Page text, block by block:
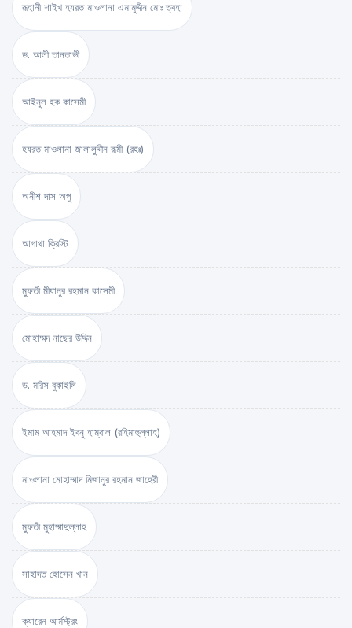
রূহানী শাইখ হযরত মাওলানা এমামুদ্দীন মোঃ ত্বহা
ড. আলী তানতাভী
আইনুল হক কাসেমী
হযরত মাওলানা জালালুদ্দীন রূমী (রহঃ)
অনীশ দাস অপু
আগাথা ক্রিস্টি
মুফতী মীযানুর রহমান কাসেমী
মোহাম্মদ নাছের উদ্দিন
ড. মরিস বুকাইলি
ইমাম আহমাদ ইবনু হাম্বাল (রহিমাহুল্লাহ)
মাওলানা মোহাম্মাদ মিজানুর রহমান জাহেরী
মুফতী মুহাম্মাদুল্লাহ
সাহাদত হোসেন খান
ক্যারেন আর্মস্ট্রং